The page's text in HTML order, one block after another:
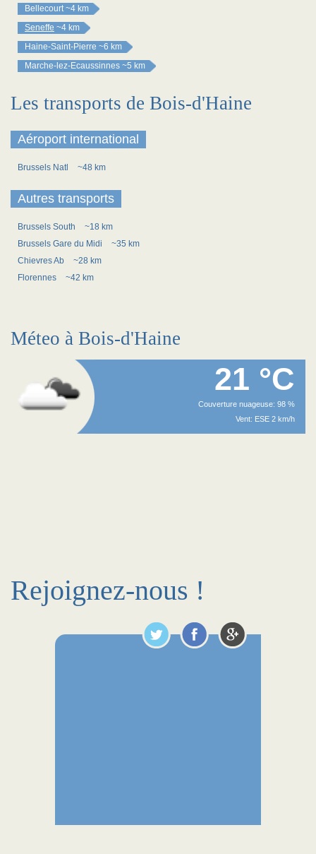
Bellecourt ~4 km
Seneffe ~4 km
Haine-Saint-Pierre ~6 km
Marche-lez-Ecaussinnes ~5 km
Les transports de Bois-d'Haine
Aéroport international
Brussels Natl ~48 km
Autres transports
Brussels South
~18 km
Brussels Gare du Midi
~35 km
Chievres Ab
~28 km
Florennes
~42 km
Méteo à Bois-d'Haine
21 °C
Couverture nuageuse: 98 %
Vent: ESE 2 km/h
Rejoignez-nous !